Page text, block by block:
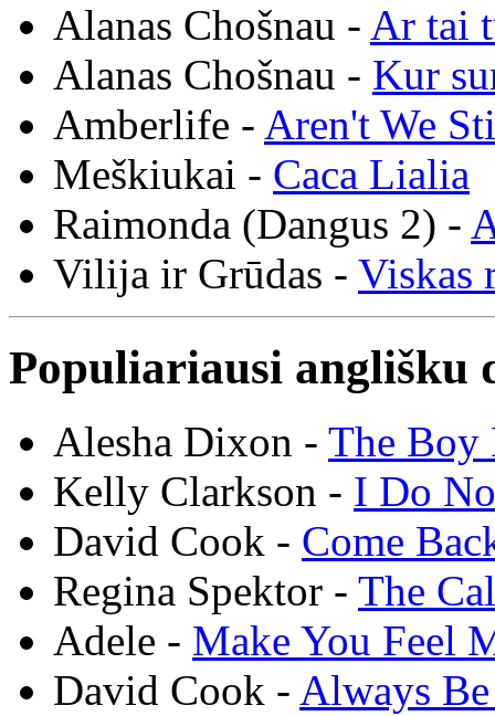
Alanas Chošnau - Ar tai
Alanas Chošnau - Kur
Amberlife - Aren't We
Meškiukai - Caca Lialia
Raimonda (Dangus 2) -
Vilija ir Grūdas - Viskas
Populiariausi anglišku
Alesha Dixon - The Boy
Kelly Clarkson - I Do
David Cook - Come
Regina Spektor - The
Adele - Make You Feel
David Cook - Always